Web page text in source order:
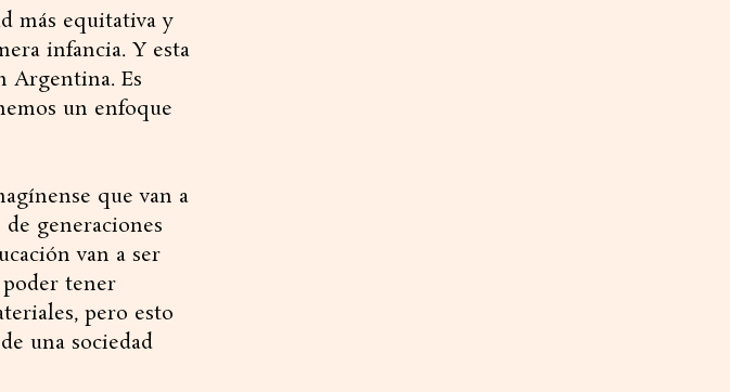
más equitativa y
infancia. Y esta
Argentina. Es
un enfoque
que van a
generaciones
van a ser
tener
pero esto
una sociedad